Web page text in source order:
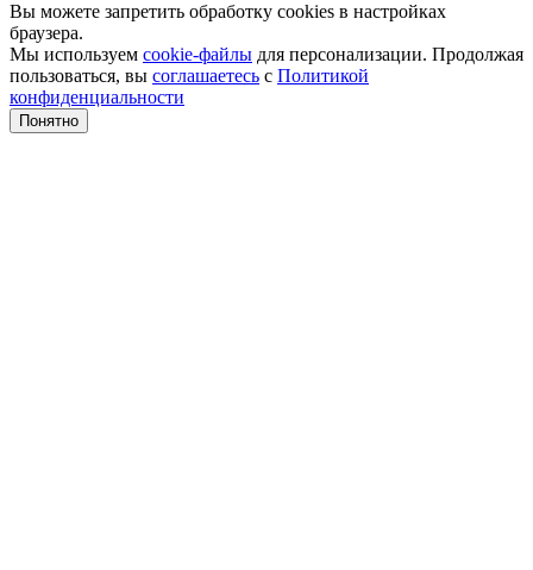
Вы можете запретить обработку cookies в настройках
браузера.
Мы используем cookie-файлы для персонализации. Продолжая
пользоваться, вы соглашаетесь с Политикой
конфиденциальности
Понятно